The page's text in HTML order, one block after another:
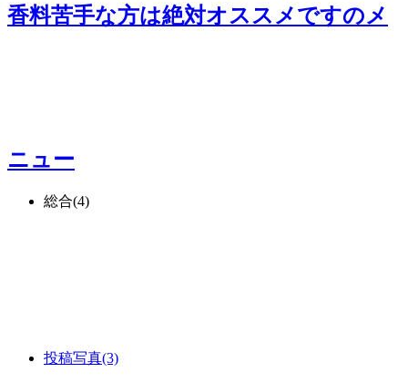
香料苦手な方は絶対オススメですのメ
ニュー
総合(4)
投稿写真(3)